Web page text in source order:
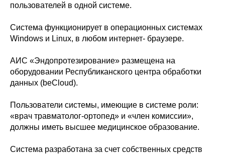
пользователей в одной системе.
Система функционирует в операционных системах
Windows и Linux, в любом интернет- браузере.
АИС «Эндопротезирование» размещена на
оборудовании Республиканского центра обработки
данных (beCloud).
Пользователи системы, имеющие в системе роли:
«врач травматолог-ортопед» и «член комиссии»,
должны иметь высшее медицинское образование.
Система разработана за счет собственных средств